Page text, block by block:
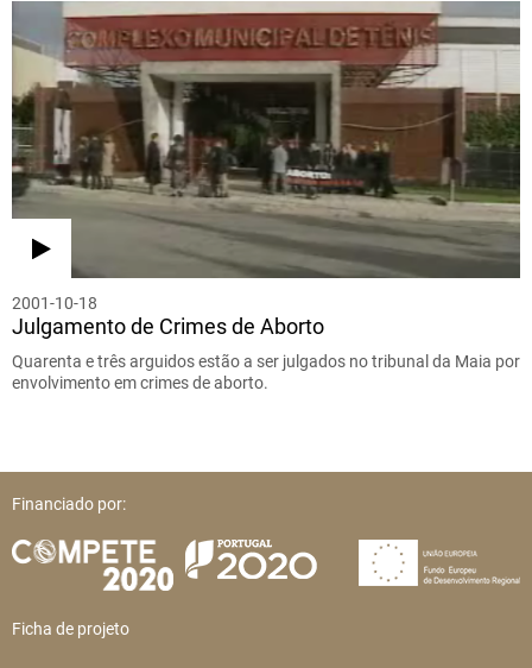
2001-10-18
Julgamento de Crimes de Aborto
Quarenta e três arguidos estão a ser julgados no tribunal da Maia por
envolvimento em crimes de aborto.
Financiado por:
Ficha de projeto